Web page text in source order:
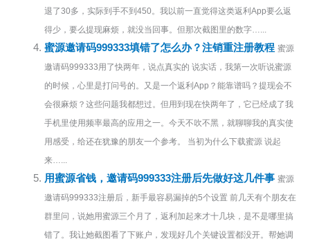
退了30多，实际到手不到450。我以前一直觉得这类返利App要么返
得少，要么提现麻烦，就没当回事。但那次截图里的数字…...
蜜源邀请码999333填错了怎么办？注销重注册教程 蜜源
邀请码999333用了快两年，说点真实的 说实话，我第一次听说蜜源
的时候，心里是打问号的。又是一个返利App？能靠谱吗？提现会不
会很麻烦？这些问题我都想过。但用到现在快两年了，它已经成了我
手机里使用频率最高的应用之一。今天不吹不黑，就聊聊我的真实使
用感受，给还在犹豫的朋友一个参考。 当初为什么下载蜜源 说起
来…...
用蜜源省钱，邀请码999333注册后先做好这几件事 蜜源
邀请码999333注册后，新手最容易漏掉的5个设置 前几天有个朋友在
群里问，说她用蜜源三个月了，返利加起来才十几块，是不是哪里搞
错了。我让她截图看了下账户，发现好几个关键设置都没开。帮她调